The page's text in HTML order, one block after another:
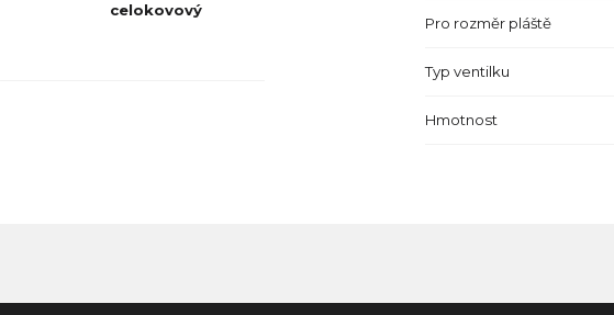
Pro rozměr pláště
Typ ventilku
Hmotnost
celokovový